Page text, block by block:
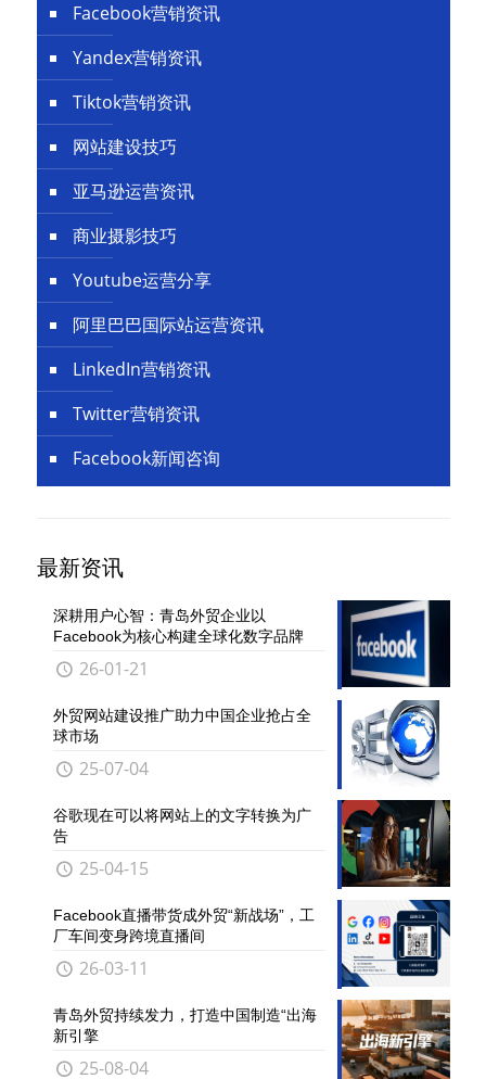
Facebook营销资讯
Yandex营销资讯
Tiktok营销资讯
网站建设技巧
亚马逊运营资讯
商业摄影技巧
Youtube运营分享
阿里巴巴国际站运营资讯
LinkedIn营销资讯
Twitter营销资讯
Facebook新闻咨询
最新资讯
深耕用户心智：青岛外贸企业以
Facebook为核心构建全球化数字品牌
26-01-21
外贸网站建设推广助力中国企业抢占全
球市场
25-07-04
谷歌现在可以将网站上的文字转换为广
告
25-04-15
Facebook直播带货成外贸“新战场”，工
厂车间变身跨境直播间
26-03-11
青岛外贸持续发力，打造中国制造“出海
新引擎
25-08-04